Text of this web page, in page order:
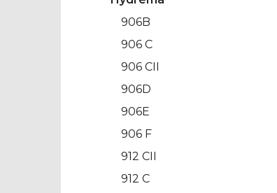
906B
906 C
906 CII
906D
906E
906 F
912 CII
912 C